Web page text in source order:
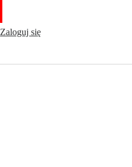
Zaloguj się